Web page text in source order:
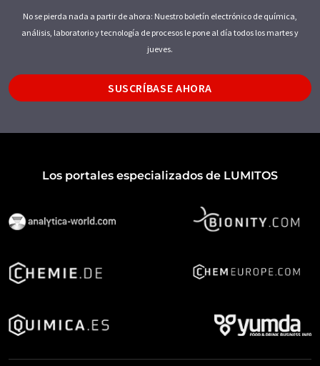
No se pierda nada a partir de ahora: Nuestro boletín electrónico de química,
análisis, laboratorio y tecnología de procesos le pone al día todos los martes y
jueves.
SUSCRÍBASE AHORA
Los portales especializados de LUMITOS